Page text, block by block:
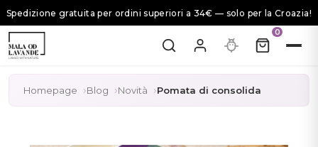
Spedizione gratuita per ordini superiori a 34€ — solo per la Croazia!
0
Homepage Blog Novità Pomata di consolida